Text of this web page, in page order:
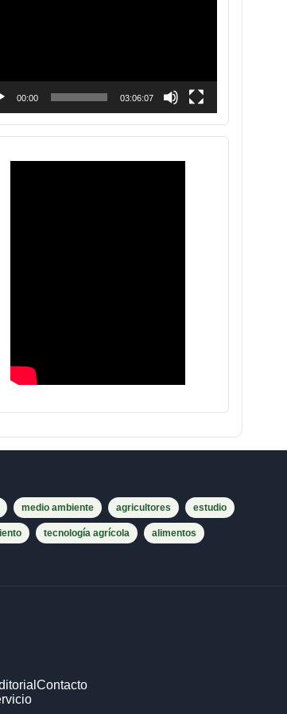
00:00 03:06:07
medio ambiente agricultores estudio
tecnología agrícola alimentos
Contacto